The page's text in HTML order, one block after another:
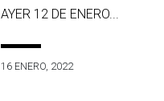
AYER 12 DE ENERO...
16 ENERO, 2022